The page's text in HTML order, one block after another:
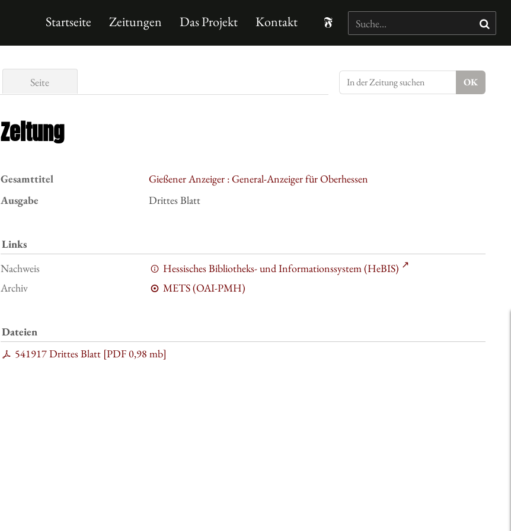
Startseite Zeitungen Das Projekt Kontakt
Seite
Zeitung
Gesamttitel
Gießener Anzeiger : General-Anzeiger für Oberhessen
Ausgabe
Drittes Blatt
Links
Nachweis
Hessisches Bibliotheks- und Informationssystem (HeBIS)
Archiv
METS (OAI-PMH)
Dateien
541917 Drittes Blatt [PDF0,98 mb]